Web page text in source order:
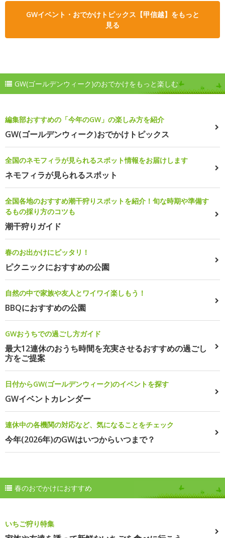
GWイベント・おでかけトピックス【甲信越】をもっと
見る
GW(ゴールデンウィーク)のおでかけをもっと楽しむ
編集部おすすめの「今年のGW」の楽しみ方を紹介
GW(ゴールデンウィーク)おでかけトピックス
全国のネモフィラが見られるスポット情報をお届けします
ネモフィラが見られるスポット
全国各地のおすすめ潮干狩りスポットを紹介！旬な時期や準備す
るもの採り方のコツも
潮干狩りガイド
春のお出かけにピッタリ！
ピクニックにおすすめの公園
自然の中で家族や友人とワイワイ楽しもう！
BBQにおすすめの公園
GWおうちでの過ごし方ガイド
最大12連休のおうち時間を充実させるおすすめの過ごし
方をご提案
日付からGW(ゴールデンウィーク)のイベントを探す
GWイベントカレンダー
連休中の各機関の対応など、気になることをチェック
今年(2026年)のGWはいつからいつまで？
春のおでかけにおすすめ
いちご狩り特集